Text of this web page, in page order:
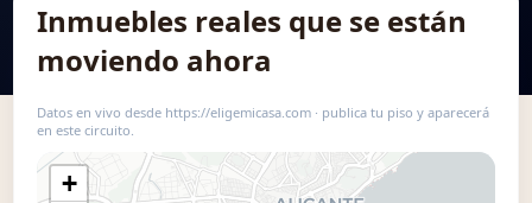
Inmuebles reales que se están
moviendo ahora
Datos en vivo desde https://eligemicasa.com · publica tu piso y aparecerá
en este circuito.
+
📍 Usar este mapa